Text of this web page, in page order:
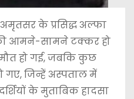
अमृतसर के प्रसिद्ध अल्फा
आमने-सामने टक्कर हो
हो गई, जबकि कुछ
गए, जिन्हें अस्पताल में
के मुताबिक हादसा